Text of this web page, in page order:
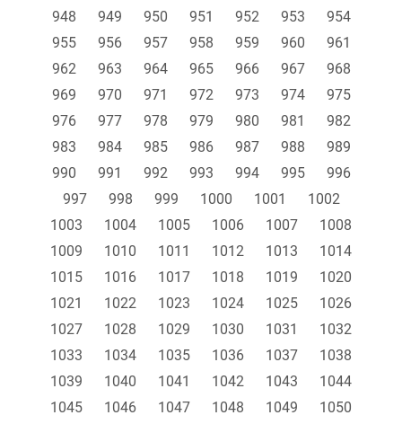
948
949 950 951 952 953
954
955
956 957 958 959 960
961
962
963 964 965 966 967
968
969
970 971 972 973 974
975
976
977 978 979 980 981
982
983
984 985 986 987 988
989
990
991 992 993 994 995
996
997
998 999 1000 1001
1002
1003
1004 1005 1006 1007
1008
1009
1010 1011 1012 1013
1014
1015
1016 1017 1018 1019
1020
1021
1022 1023 1024 1025
1026
1027
1028 1029 1030 1031
1032
1033
1034 1035 1036 1037
1038
1039
1040 1041 1042 1043
1044
1045
1046 1047 1048 1049
1050